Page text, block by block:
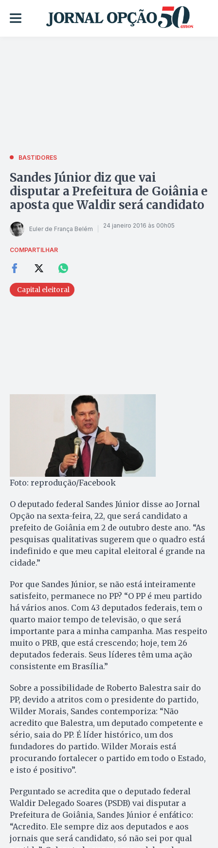
BASTIDORES
Sandes Júnior diz que vai
disputar a Prefeitura de Goiânia e
aposta que Waldir será candidato
Euler de França Belém 24 janeiro 2016 às 00h05
COMPARTILHAR
Capital eleitoral
Foto: reprodução/Facebook
O deputado federal Sandes Júnior disse ao Jornal
Opção na sexta-feira, 22, que será candidato a
prefeito de Goiânia em 2 de outubro deste ano. “As
pesquisas qualitativas sugerem que o quadro está
indefinido e que meu capital eleitoral é grande na
cidade.”
Por que Sandes Júnior, se não está inteiramente
satisfeito, permanece no PP? “O PP é meu partido
há vários anos. Com 43 deputados federais, tem o
quarto maior tempo de televisão, o que será
importante para a minha campanha. Mas respeito
muito o PRB, que está crescendo; hoje, tem 26
deputados federais. Seus líderes têm uma ação
consistente em Brasília.”
Sobre a possibilidade de Roberto Balestra sair do
PP, devido a atritos com o presidente do partido,
Wilder Morais, Sandes contemporiza: “Não
acredito que Balestra, um deputado competente e
sério, saia do PP. É líder histórico, um dos
fundadores do partido. Wilder Morais está
procurando fortalecer o partido em todo o Estado,
e isto é positivo”.
Perguntado se acredita que o deputado federal
Waldir Delegado Soares (PSDB) vai disputar a
Prefeitura de Goiânia, Sandes Júnior é enfático:
“Acredito. Ele sempre diz aos deputados e aos
jornais que será candidato, só não sei por qual